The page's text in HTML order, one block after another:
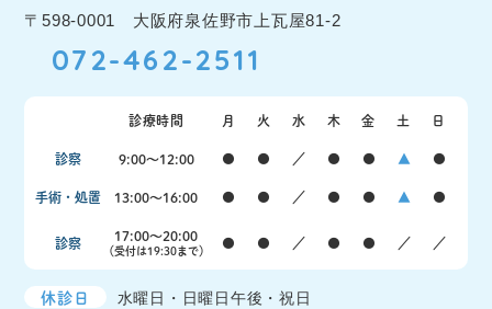
〒598-0001 大阪府泉佐野市上瓦屋81-2
072-462-2511
診療時間 月 火 水 木 金 土 日
診察 9:00〜12:00 ● ● ／ ● ● ▲ ●
手術・処置 13:00〜16:00 ● ● ／ ● ● ▲ ●
診察 17:00〜20:00
（受付は19:30まで） ● ● ／ ● ● ／ ／
休診日
水曜日・日曜日午後・祝日